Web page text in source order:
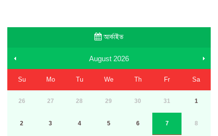
আর্কাইভ
August 2026
Su Mo Tu We Th Fr Sa
26 27 28 29 30 31 1
2 3 4 5 6 7 8